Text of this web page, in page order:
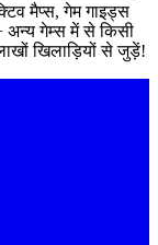
मैप्स, गेम गाइड्स
अन्य गेम्स में से किसी
खिलाड़ियों से जुड़ें!